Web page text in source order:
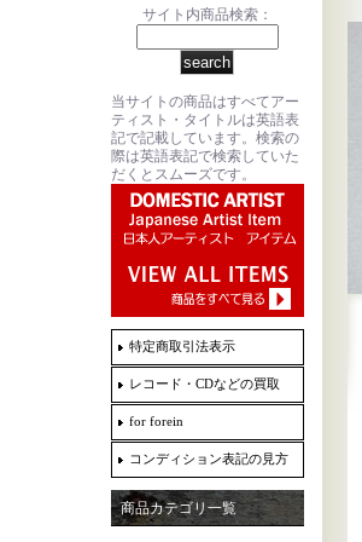
サイト内商品検索：
当サイトの商品はすべてアー
ティスト・タイトルは英語表
記で記載しています。検索の
際は英語表記で検索していた
だくとスムーズです。
特定商取引法表示
レコード・CDなどの買取
for forein
コンディション表記の見方
商品カテゴリ一覧